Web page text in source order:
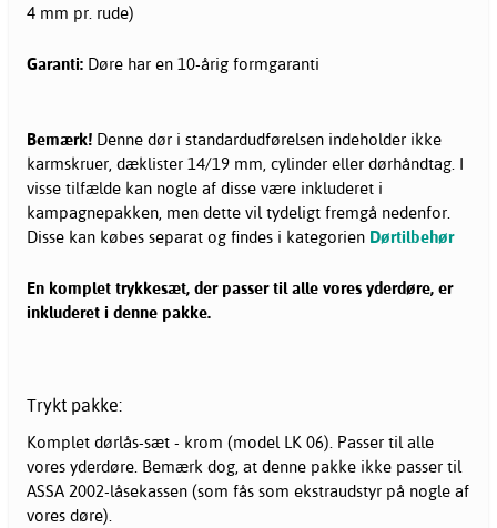
4 mm pr. rude)
Garanti: Døre har en 10-årig formgaranti
Bemærk! Denne dør i standardudførelsen indeholder ikke
karmskruer, dæklister 14/19 mm, cylinder eller dørhåndtag. I
visse tilfælde kan nogle af disse være inkluderet i
kampagnepakken, men dette vil tydeligt fremgå nedenfor.
Disse kan købes separat og findes i kategorien Dørtilbehør
En komplet trykkesæt, der passer til alle vores yderdøre, er
inkluderet i denne pakke.
Trykt pakke:
Komplet dørlås-sæt - krom (model LK 06). Passer til alle
vores yderdøre. Bemærk dog, at denne pakke ikke passer til
ASSA 2002-låsekassen (som fås som ekstraudstyr på nogle af
vores døre).